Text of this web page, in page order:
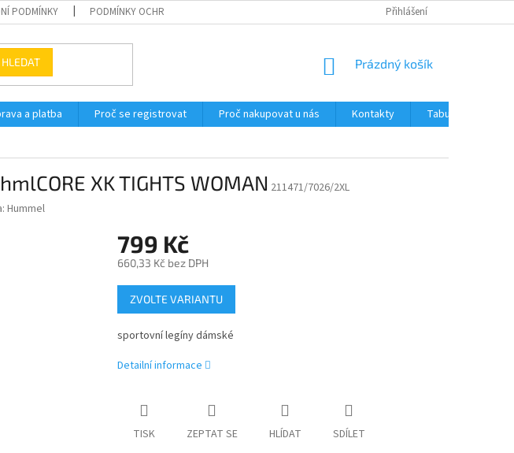
PODMÍNKY PODMÍNKY OCHRANY OSOBNÍCH ÚDAJŮ JAK OVĚŘUJEME RECENZE NAŠEHO E-SHOPU ?
Přihlášení
HLEDAT
NÁKUPNÍ
Prázdný košík
a platba Proč se registrovat Proč nakupovat u nás Kontakty
Tabulka velikostí
XK TIGHTS WOMAN 211471/7026/2XL
Hummel
799 Kč
660,33 Kč bez DPH
Měrná
cena:
ZVOLTE VARIANTU
sportovní legíny dámské
Detailní informace
TISK ZEPTAT SE HLÍDAT SDÍLET